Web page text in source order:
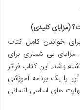
(مزایای کلیدی)
خواندن کامل کتاب
مزایای بی شماری برای
باشد. این کتاب فراتر
را یک برنامه آموزشی
های اساسی انسانی